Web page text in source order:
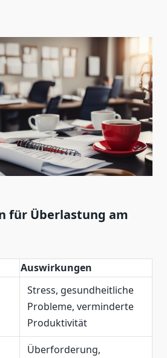
für Überlastung am
Auswirkungen
Stress, gesundheitliche
Probleme, verminderte
Produktivität
Überforderung,